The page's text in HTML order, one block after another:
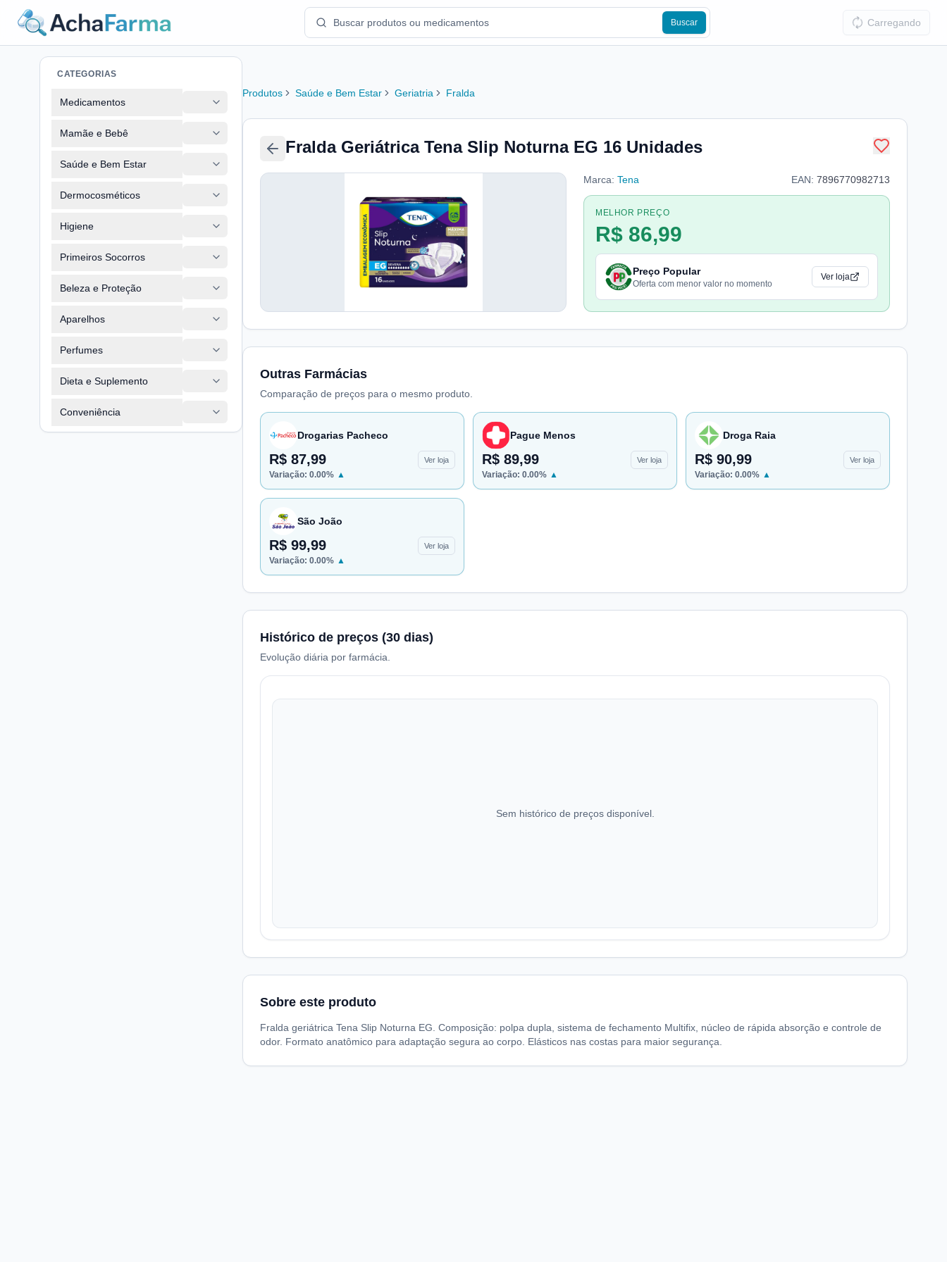
Buscar Carregando
CATEGORIAS
Medicamentos
Mamãe e Bebê
Saúde e Bem Estar
Dermocosméticos
Higiene
Primeiros Socorros
Beleza e Proteção
Aparelhos
Perfumes
Dieta e Suplemento
Conveniência
Produtos Saúde e Bem Estar Geriatria Fralda
Fralda Geriátrica Tena Slip Noturna EG 16 Unidades
Marca: Tena EAN: 7896770982713
MELHOR PREÇO
R$ 86,99
Preço Popular
Oferta com menor valor no momento
Ver loja
Outras Farmácias
Comparação de preços para o mesmo produto.
Drogarias Pacheco
R$ 87,99 Ver loja
Variação: 0.00% ▲
Pague Menos
R$ 89,99 Ver loja
Variação: 0.00% ▲
Droga Raia
R$ 90,99 Ver loja
Variação: 0.00% ▲
São João
R$ 99,99 Ver loja
Variação: 0.00% ▲
Histórico de preços (30 dias)
Evolução diária por farmácia.
Sem histórico de preços disponível.
Sobre este produto
Fralda geriátrica Tena Slip Noturna EG. Composição: polpa dupla, sistema de fechamento Multifix, núcleo de rápida absorção e controle de
odor. Formato anatômico para adaptação segura ao corpo. Elásticos nas costas para maior segurança.